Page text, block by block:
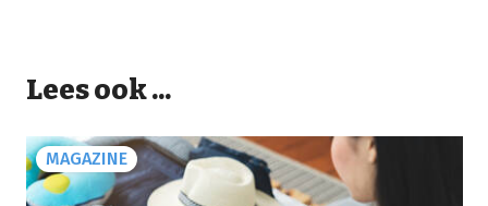
Lees ook ...
MAGAZINE